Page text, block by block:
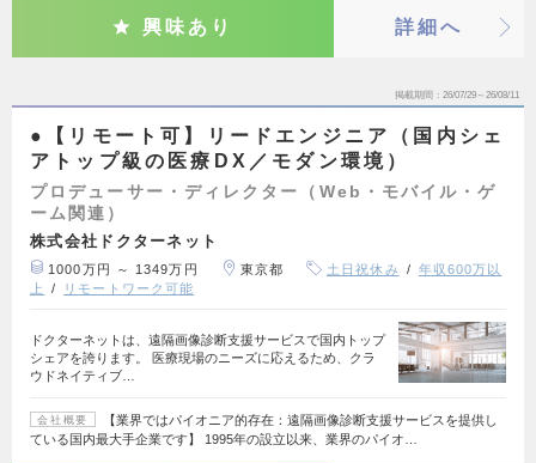
興味あり 詳細へ
掲載期間 26/07/29～26/08/11
●【リモート可】リードエンジニア（国内シェ
アトップ級の医療DX／モダン環境）
プロデューサー・ディレクター（Web・モバイル・ゲ
ーム関連）
株式会社ドクターネット
1000万円 ～ 1349万円 東京都 土日祝休み
年収600万以
上
リモートワーク可能
ドクターネットは、遠隔画像診断支援サービスで国内トップ
シェアを誇ります。 医療現場のニーズに応えるため、クラ
ウドネイティブ…
会社概要
【業界ではパイオニア的存在：遠隔画像診断支援サービスを提供し
ている国内最大手企業です】 1995年の設立以来、業界のパイオ…